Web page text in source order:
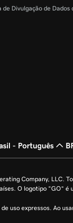
privada?
com um
de Divulgação de
- Português
Company, LLC.
O logotipo “GO”
uso expressos. Ao